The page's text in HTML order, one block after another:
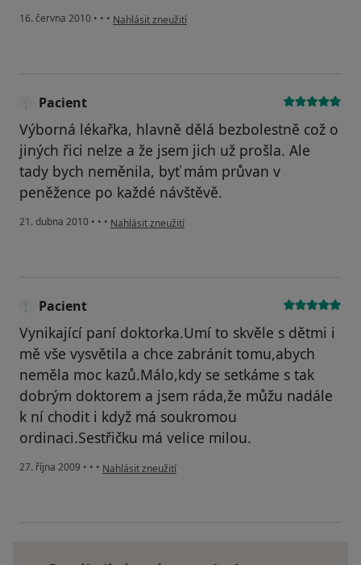
16. června 2010 • • • podle názoru uživatele Pacient
Nahlásit zneužití
Pacient
Výborná lékařka, hlavně dělá bezbolestně což o
jiných řici nelze a že jsem jich už prošla. Ale
tady bych neměnila, byť mám průvan v
peněžence po každé návštěvě.
21. dubna 2010 • • • podle názoru uživatele Pacient
Nahlásit zneužití
Pacient
Vynikající paní doktorka.Umí to skvěle s dětmi i
mě vše vysvětila a chce zabránit tomu,abych
neměla moc kazů.Málo,kdy se setkáme s tak
dobrým doktorem a jsem ráda,že můžu nadále
k ní chodit i když má soukromou
ordinaci.Sestřičku má velice milou.
27. října 2009 • • • podle názoru uživatele Pacient
Nahlásit zneužití